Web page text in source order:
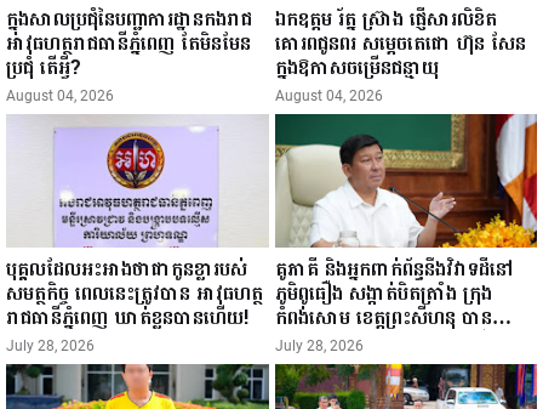
ក្នុងសាលប្រជុំនៃបញ្ជាការដ្ឋានកងរាជ
អាវុធហត្ថរាជធានីភ្នំពេញ តែមិនមែន
ប្រជុំ តើអ្វី?
August 04, 2026
ឯកឧត្តម រ័ត្ន ស្រ៊ាង ផ្ញើសារលិខិត
គោរពជូនពរ សម្ដេចតេជោ ហ៊ុន សែន
ក្នុងឱកាសចម្រើនជន្មាយុ
August 04, 2026
បុគ្គលដែលអះអាងថាជាកូនខ្លារបស់
សមត្ថកិច្ច ពេលនេះត្រូវបាន អាវុធហត្ថ
រាជធានីភ្នំពេញ ឃាត់ខ្លួនបានហើយ!
July 28, 2026
គូភាគី និងអ្នកពាក់ព័ន្ធនឹងវិវាទដីនៅ
ភូមិពូធឿង សង្កាត់បិតត្រាំង ក្រុង
កំពង់សោម ខេត្តព្រះសីហនុ បានស្រុះ
ស្រួលឯកភាពយកគោលការណ៍ឈ្នះ-
ឈ្នះ ដើម្បីដោះស្រាយបញ្ចប់ករណីវិវាទ
នេះ។ ——————
July 28, 2026